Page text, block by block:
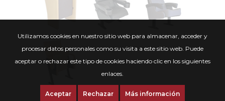
Utilizamos cookies en nuestro sitio web para almacenar, acceder y
procesar datos personales como su visita a este sitio web. Puede
aceptar o rechazar este tipo de cookies haciendo clic en los siguientes
enlaces.
Aceptar Rechazar Más información